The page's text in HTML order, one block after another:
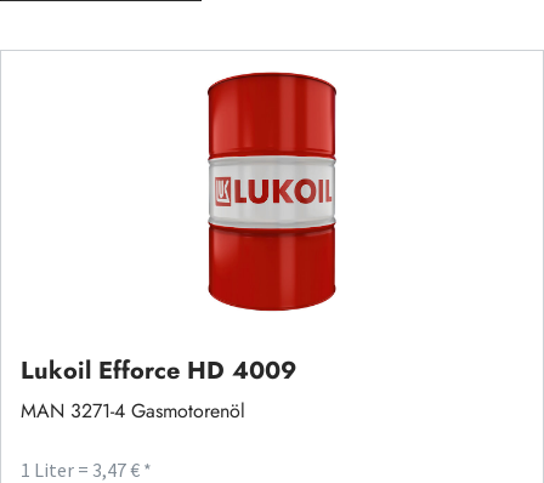
Lukoil Efforce HD 4009
MAN 3271-4 Gasmotorenöl
1 Liter = 3,47 € *